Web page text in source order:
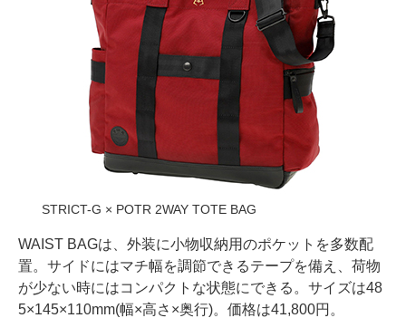
STRICT-G × POTR 2WAY TOTE BAG
WAIST BAGは、外装に小物収納用のポケットを多数配
置。サイドにはマチ幅を調節できるテープを備え、荷物
が少ない時にはコンパクトな状態にできる。サイズは48
5×145×110mm(幅×高さ×奥行)。価格は41,800円。